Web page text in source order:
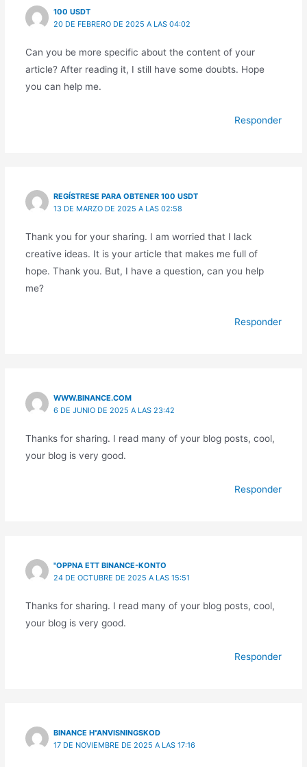
100 USDT
20 DE FEBRERO DE 2025 A LAS 04:02
Can you be more specific about the content of your
article? After reading it, I still have some doubts. Hope
you can help me.
Responder
REGÍSTRESE PARA OBTENER 100 USDT
13 DE MARZO DE 2025 A LAS 02:58
Thank you for your sharing. I am worried that I lack
creative ideas. It is your article that makes me full of
hope. Thank you. But, I have a question, can you help
me?
Responder
WWW.BINANCE.COM
6 DE JUNIO DE 2025 A LAS 23:42
Thanks for sharing. I read many of your blog posts, cool,
your blog is very good.
Responder
"OPPNA ETT BINANCE-KONTO
24 DE OCTUBRE DE 2025 A LAS 15:51
Thanks for sharing. I read many of your blog posts, cool,
your blog is very good.
Responder
BINANCE H"ANVISNINGSKOD
17 DE NOVIEMBRE DE 2025 A LAS 17:16